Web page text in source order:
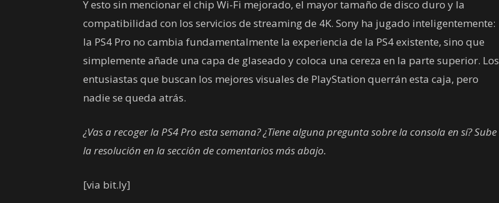
Y esto sin mencionar el chip Wi-Fi mejorado, el mayor tamaño de disco duro y la
compatibilidad con los servicios de streaming de 4K. Sony ha jugado inteligentemente:
la PS4 Pro no cambia fundamentalmente la experiencia de la PS4 existente, sino que
simplemente añade una capa de glaseado y coloca una cereza en la parte superior. Los
entusiastas que buscan los mejores visuales de PlayStation querrán esta caja, pero
nadie se queda atrás.
¿Vas a recoger la PS4 Pro esta semana? ¿Tiene alguna pregunta sobre la consola en sí? Sube
la resolución en la sección de comentarios más abajo.
[via bit.ly]